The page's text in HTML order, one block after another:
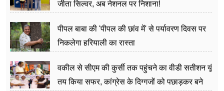
जीता सिल्वर, अब नेशनल पर निशाना!
पीपल बाबा की 'पीपल की छांव में' से पर्यावरण दिवस पर
निकलेगा हरियाली का रास्ता
वकील से सीएम की कुर्सी तक पहुंचने का वीडी सतीशन यूं
तय किया सफर, कांग्रेस के दिग्गजों को पछाड़कर बने